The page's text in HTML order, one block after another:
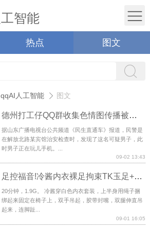
热点 图文
qqAI人工智能 图文
德州打工仔QQ群收集色情图传播被拘 称“无心之举”
据山东广播电视台公共频道《民生直通车》报道，民警是
在解放北路某宾馆治安检查时，发现了这名可疑男子，此
时男子正在玩儿手机。...
09-02 13:43
足控福音!冷酱内衣裸足拘束TK玉足+皮拍子打脚心
20分钟，1.9G。 冷酱穿白色内衣套装，上半身用绳子捆
绑起来固定在椅子上，双手吊起，胶带封嘴，双腿伸直吊
起来，连脚趾...
09-01 16:05